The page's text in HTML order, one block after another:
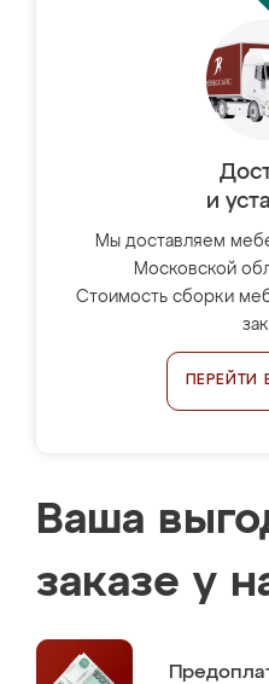
и
Мы доставляем
Московской
Стоимость сборки
ПЕРЕЙТИ
Ваша
заказе у